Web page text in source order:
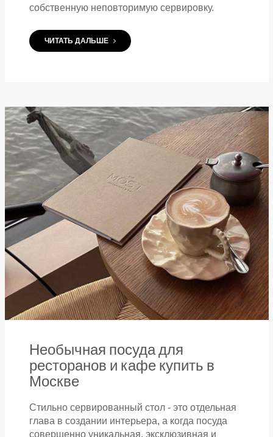
собственную неповторимую сервировку.
ЧИТАТЬ ДАЛЬШЕ
Необычная посуда для
ресторанов и кафе купить в
Москве
Стильно сервированный стол - это отдельная
глава в создании интерьера, а когда посуда
совершенно уникальная, эксклюзивная и